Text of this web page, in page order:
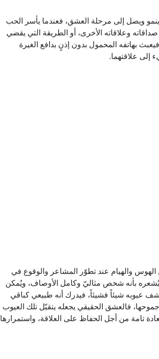
ويصل إلى مرحلة العشق، فعندما يأسر الحب
وعلاقاته الأخرى، أو الطريقة التي يقضي
بهاتفه المحمول بدون إذنٍ بدافع الغيرة
إلى علاقتهما.
والهيام عند تطوّر المشاعر والوقوع في
بأنه شخص مثاليّ وكامل الأوصاف، ويُمكن
عيوبه شيئاً فشيئاً، فيدرك أنه طبيعي كباقي
فالعشق الحقيقي يجعله يتقبّل تلك العيوب
تامة من أجل الحفاظ على العلاقة، واستمرارها